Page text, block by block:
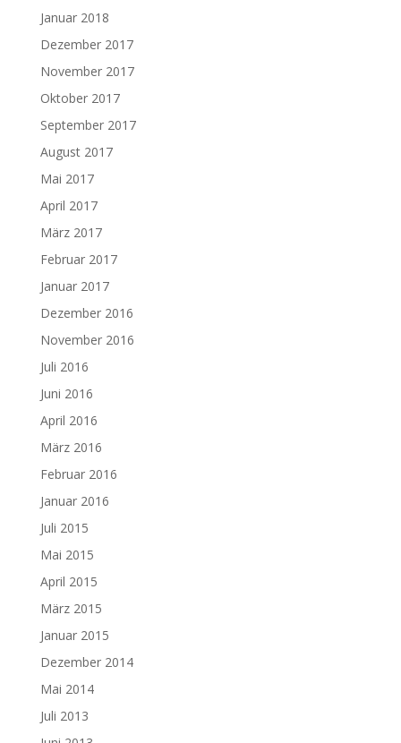
Januar 2018
Dezember 2017
November 2017
Oktober 2017
September 2017
August 2017
Mai 2017
April 2017
März 2017
Februar 2017
Januar 2017
Dezember 2016
November 2016
Juli 2016
Juni 2016
April 2016
März 2016
Februar 2016
Januar 2016
Juli 2015
Mai 2015
April 2015
März 2015
Januar 2015
Dezember 2014
Mai 2014
Juli 2013